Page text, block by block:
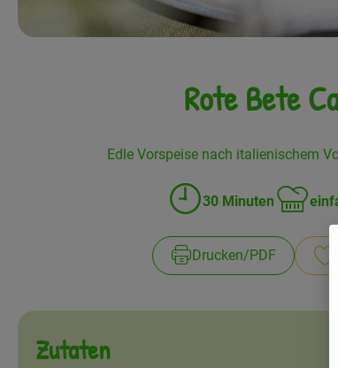
Rote Bete
Edle Vorspeise nach italienischem
Zubreitungszeit:
30 Minuten
Drucken​/​PDF
Zutaten